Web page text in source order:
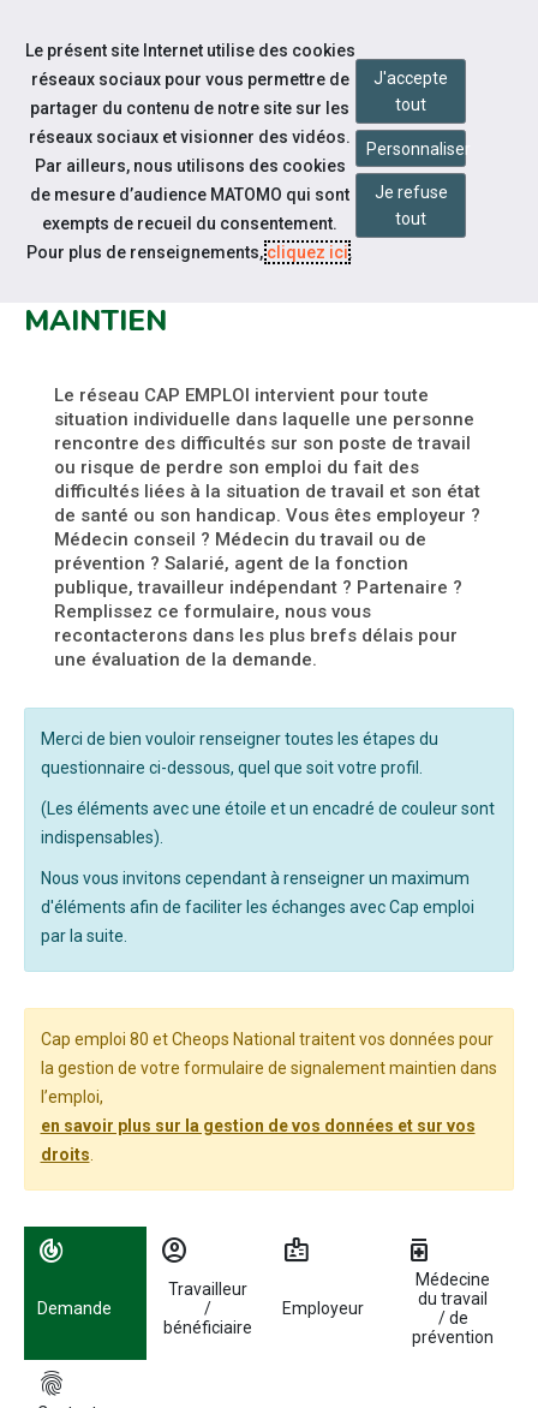
Aller au contenu
Espace candidat
DÉPÔT D'UN NOUVEAU
MAINTIEN
Le réseau CAP EMPLOI intervient pour toute
situation individuelle dans laquelle une personne
rencontre des difficultés sur son poste de travail
ou risque de perdre son emploi du fait des
difficultés liées à la situation de travail et son état
de santé ou son handicap. Vous êtes employeur ?
Médecin conseil ? Médecin du travail ou de
prévention ? Salarié, agent de la fonction
publique, travailleur indépendant ? Partenaire ?
Remplissez ce formulaire, nous vous
recontacterons dans les plus brefs délais pour
une évaluation de la demande.
Merci de bien vouloir renseigner toutes les étapes du
questionnaire ci-dessous, quel que soit votre profil.
(Les éléments avec une étoile et un encadré de couleur sont
indispensables).
Nous vous invitons cependant à renseigner un maximum
d'éléments afin de faciliter les échanges avec Cap emploi
par la suite.
Cap emploi 80 et Cheops National traitent vos données pour
la gestion de votre formulaire de signalement maintien dans
l’emploi,
en savoir plus sur la gestion de vos données et sur vos
droits
Utilisez les flèches gauche et droite pour naviguer entre les étapes.
track_changes
Demande
account_circle
Travailleur
/
bénéficiaire
badge
Employeur
medication
Médecine
du travail
/ de
prévention
fingerprint
Le présent site Internet utilise des cookies
réseaux sociaux pour vous permettre de
partager du contenu de notre site sur les
réseaux sociaux et visionner des vidéos.
Par ailleurs, nous utilisons des cookies
de mesure d’audience MATOMO qui sont
exempts de recueil du consentement.
Pour plus de renseignements,cliquez ici.
J'accepte
tout
Personnaliser
Je refuse
tout